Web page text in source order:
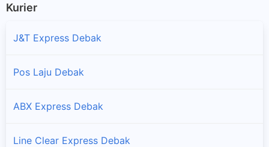
Kurier
J&T Express Debak
Pos Laju Debak
ABX Express Debak
Line Clear Express Debak